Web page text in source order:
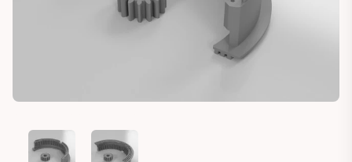
MERCEDES R129 W124 W201 WINDSHIELD WIPER BOSCH
MERCEDES R129 W124 W201 WINDSHIELD